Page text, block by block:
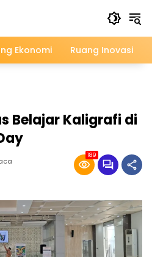
Ekonomi Ruang Inovasi
Belajar Kaligrafi di
189